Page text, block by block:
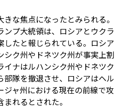
な焦点になったとみられる。
ンプ大統領は、ロシアとウクラ
したと報じられている。ロシア
シク州やドネツク州が事実上割
イナはルハンシク州やドネツク
部隊を撤退させ、ロシアはヘル
ジャ州における現在の前線で攻
れるとされた。